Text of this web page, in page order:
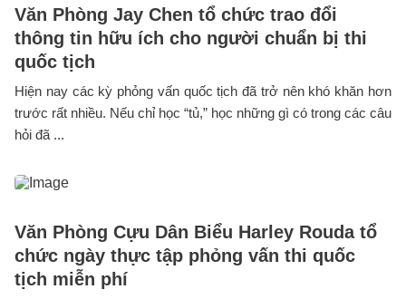
Văn Phòng Jay Chen tổ chức trao đổi
thông tin hữu ích cho người chuẩn bị thi
quốc tịch
Hiện nay các kỳ phỏng vấn quốc tịch đã trở nên khó khăn hơn
trước rất nhiều. Nếu chỉ học “tủ,” học những gì có trong các câu
hỏi đã ...
Văn Phòng Cựu Dân Biểu Harley Rouda tổ
chức ngày thực tập phỏng vấn thi quốc
tịch miễn phí